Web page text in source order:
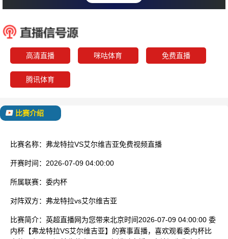
0 : 0
高清直播 咪咕体育 免费直播
腾讯体育
比赛介绍
比赛名称： 弗龙特拉VS艾尔维吉亚免费视频直播
开赛时间： 2026-07-09 04:00:00
所属联赛： 委内杯
对阵双方： 弗龙特拉vs艾尔维吉亚
比赛简介： 英超直播网为您带来北京时间2026-07-09 04:00:00 委
内杯【弗龙特拉VS艾尔维吉亚】的赛事直播，喜欢观看委内杯比